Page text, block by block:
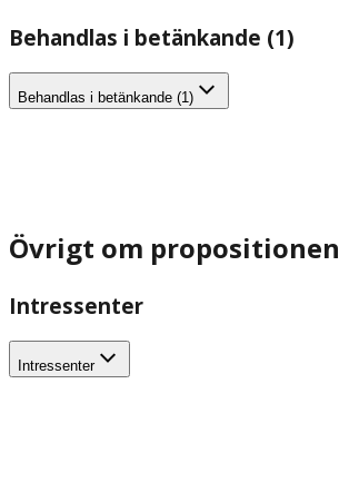
Behandlas i betänkande (1)
Behandlas i betänkande (1)
Övrigt om propositionen
Intressenter
Intressenter